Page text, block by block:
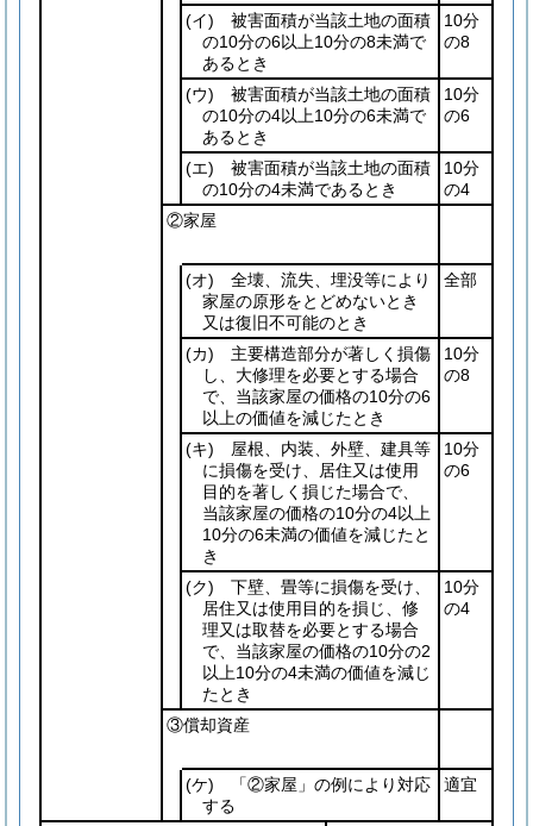
(イ) 被害面積が当該土地の面積
の10分の6以上10分の8未満で
あるとき
10分
の8
(ウ) 被害面積が当該土地の面積
の10分の4以上10分の6未満で
あるとき
10分
の6
(エ) 被害面積が当該土地の面積
の10分の4未満であるとき
10分
の4
②家屋
(オ) 全壊、流失、埋没等により
家屋の原形をとどめないとき
又は復旧不可能のとき
全部
(カ) 主要構造部分が著しく損傷
し、大修理を必要とする場合
で、当該家屋の価格の10分の6
以上の価値を減じたとき
10分
の8
(キ) 屋根、内装、外壁、建具等
に損傷を受け、居住又は使用
目的を著しく損じた場合で、
当該家屋の価格の10分の4以上
10分の6未満の価値を減じたと
き
10分
の6
(ク) 下壁、畳等に損傷を受け、
居住又は使用目的を損じ、修
理又は取替を必要とする場合
で、当該家屋の価格の10分の2
以上10分の4未満の価値を減じ
たとき
10分
の4
③償却資産
(ケ) 「②家屋」の例により対応
する
適宜